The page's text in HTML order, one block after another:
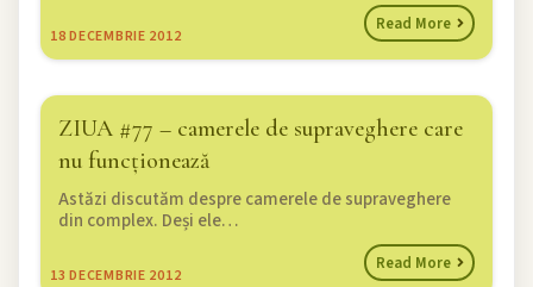
18DECEMBRIE 2012
Read More
ZIUA #77 – camerele de supraveghere care
nu funcționează
13 DECEMBRIE 2012
Astăzi discutăm despre camerele de supraveghere
din complex. Deși ele…
Read More